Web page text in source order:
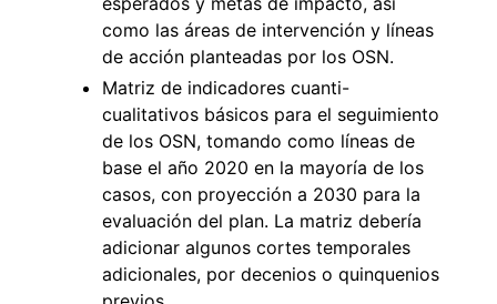
como las áreas de intervención y líneas
de acción planteadas por los OSN.
Matriz de indicadores cuanti-
cualitativos básicos para el seguimiento
de los OSN, tomando como líneas de
base el año 2020 en la mayoría de los
casos, con proyección a 2030 para la
evaluación del plan. La matriz debería
adicionar algunos cortes temporales
adicionales, por decenios o quinquenios